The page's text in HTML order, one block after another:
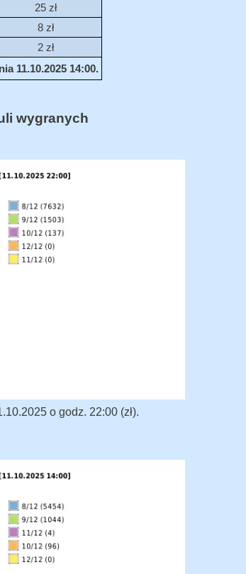
25 zł
8 zł
2 zł
11.10.2025 14:00.
wygranych
o godz. 22:00 (zł).